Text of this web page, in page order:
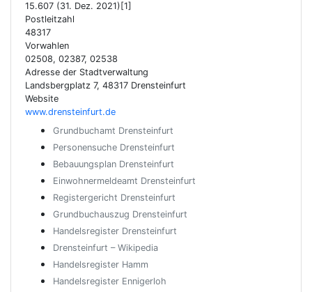
15.607 (31. Dez. 2021)[1]
Postleitzahl
48317
Vorwahlen
02508, 02387, 02538
Adresse der Stadtverwaltung
Landsbergplatz 7, 48317 Drensteinfurt
Website
www.drensteinfurt.de
Grundbuchamt Drensteinfurt
Personensuche Drensteinfurt
Bebauungsplan Drensteinfurt
Einwohnermeldeamt Drensteinfurt
Registergericht Drensteinfurt
Grundbuchauszug Drensteinfurt
Handelsregister Drensteinfurt
Drensteinfurt – Wikipedia
Handelsregister Hamm
Handelsregister Ennigerloh